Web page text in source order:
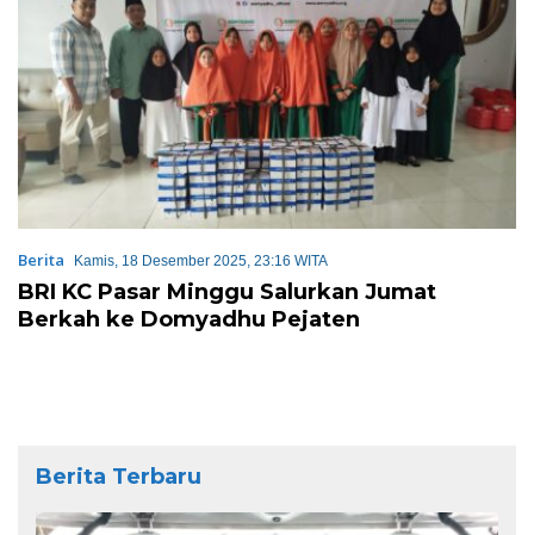
Berita Kamis, 18 Desember 2025, 23:16 WITA
BRI KC Pasar Minggu Salurkan Jumat
Berkah ke Domyadhu Pejaten
Berita Terbaru